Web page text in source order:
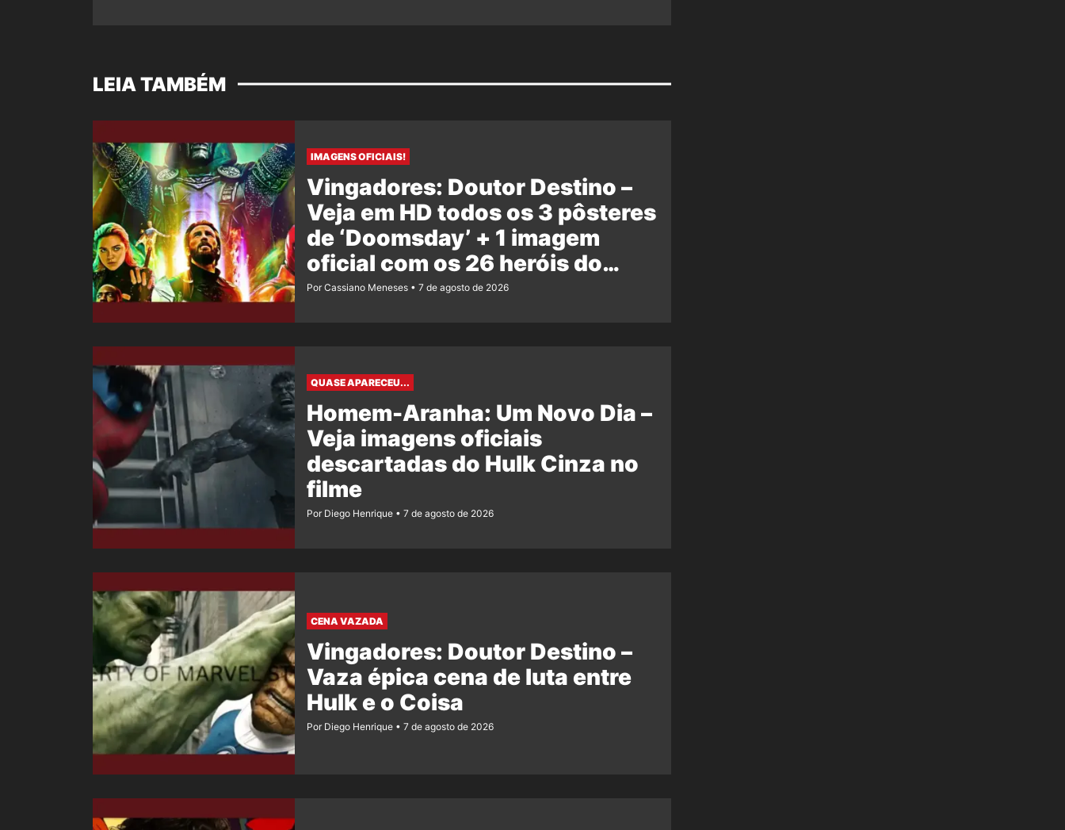
LEIA TAMBÉM
IMAGENS OFICIAIS!
Vingadores: Doutor Destino –
Veja em HD todos os 3 pôsteres
de ‘Doomsday’ + 1 imagem
oficial com os 26 heróis do
filme
Por Cassiano Meneses 7 de agosto de 2026
QUASE APARECEU...
Homem-Aranha: Um Novo Dia –
Veja imagens oficiais
descartadas do Hulk Cinza no
filme
Por Diego Henrique 7 de agosto de 2026
CENA VAZADA
Vingadores: Doutor Destino –
Vaza épica cena de luta entre
Hulk e o Coisa
Por Diego Henrique 7 de agosto de 2026